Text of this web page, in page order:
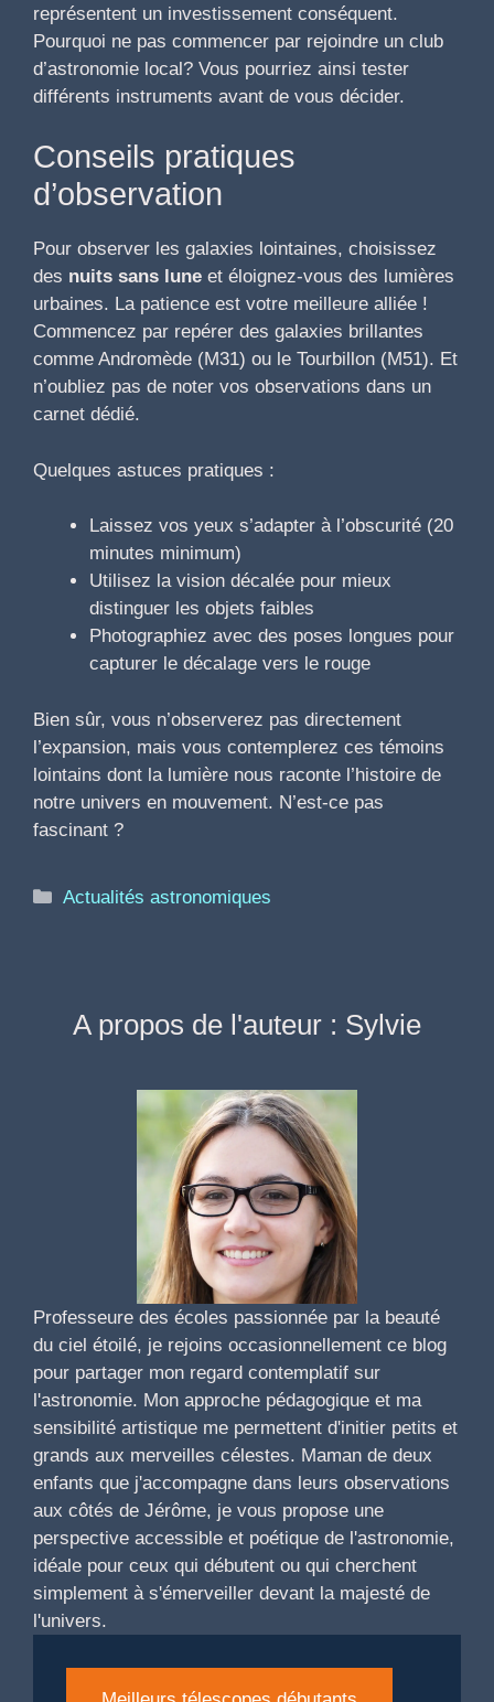
représentent un investissement conséquent.
Pourquoi ne pas commencer par rejoindre un club
d’astronomie local? Vous pourriez ainsi tester
différents instruments avant de vous décider.
Conseils pratiques
d’observation
Pour observer les galaxies lointaines, choisissez
des nuits sans lune et éloignez-vous des lumières
urbaines. La patience est votre meilleure alliée !
Commencez par repérer des galaxies brillantes
comme Andromède (M31) ou le Tourbillon (M51). Et
n’oubliez pas de noter vos observations dans un
carnet dédié.
Quelques astuces pratiques :
Laissez vos yeux s’adapter à l’obscurité (20
minutes minimum)
Utilisez la vision décalée pour mieux
distinguer les objets faibles
Photographiez avec des poses longues pour
capturer le décalage vers le rouge
Bien sûr, vous n’observerez pas directement
l’expansion, mais vous contemplerez ces témoins
lointains dont la lumière nous raconte l’histoire de
notre univers en mouvement. N’est-ce pas
fascinant ?
Catégories
Actualités astronomiques
A propos de l'auteur : Sylvie
Professeure des écoles passionnée par la beauté
du ciel étoilé, je rejoins occasionnellement ce blog
pour partager mon regard contemplatif sur
l'astronomie. Mon approche pédagogique et ma
sensibilité artistique me permettent d'initier petits et
grands aux merveilles célestes. Maman de deux
enfants que j'accompagne dans leurs observations
aux côtés de Jérôme, je vous propose une
perspective accessible et poétique de l'astronomie,
idéale pour ceux qui débutent ou qui cherchent
simplement à s'émerveiller devant la majesté de
l'univers.